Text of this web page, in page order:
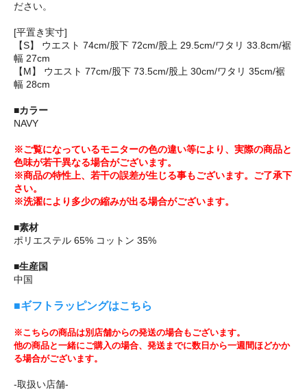
ださい。
[平置き実寸]
【S】 ウエスト 74cm/股下 72cm/股上 29.5cm/ワタリ 33.8cm/裾
幅 27cm
【M】 ウエスト 77cm/股下 73.5cm/股上 30cm/ワタリ 35cm/裾
幅 28cm
■カラー
NAVY
※ご覧になっているモニターの色の違い等により、実際の商品と
色味が若干異なる場合がございます。
※商品の特性上、若干の誤差が生じる事もございます。ご了承下
さい。
※洗濯により多少の縮みが出る場合がございます。
■素材
ポリエステル 65% コットン 35%
■生産国
中国
■ギフトラッピングはこちら
※こちらの商品は別店舗からの発送の場合もございます。
他の商品と一緒にご購入の場合、発送までに数日から一週間ほどかか
る場合がございます。
-取扱い店舗-